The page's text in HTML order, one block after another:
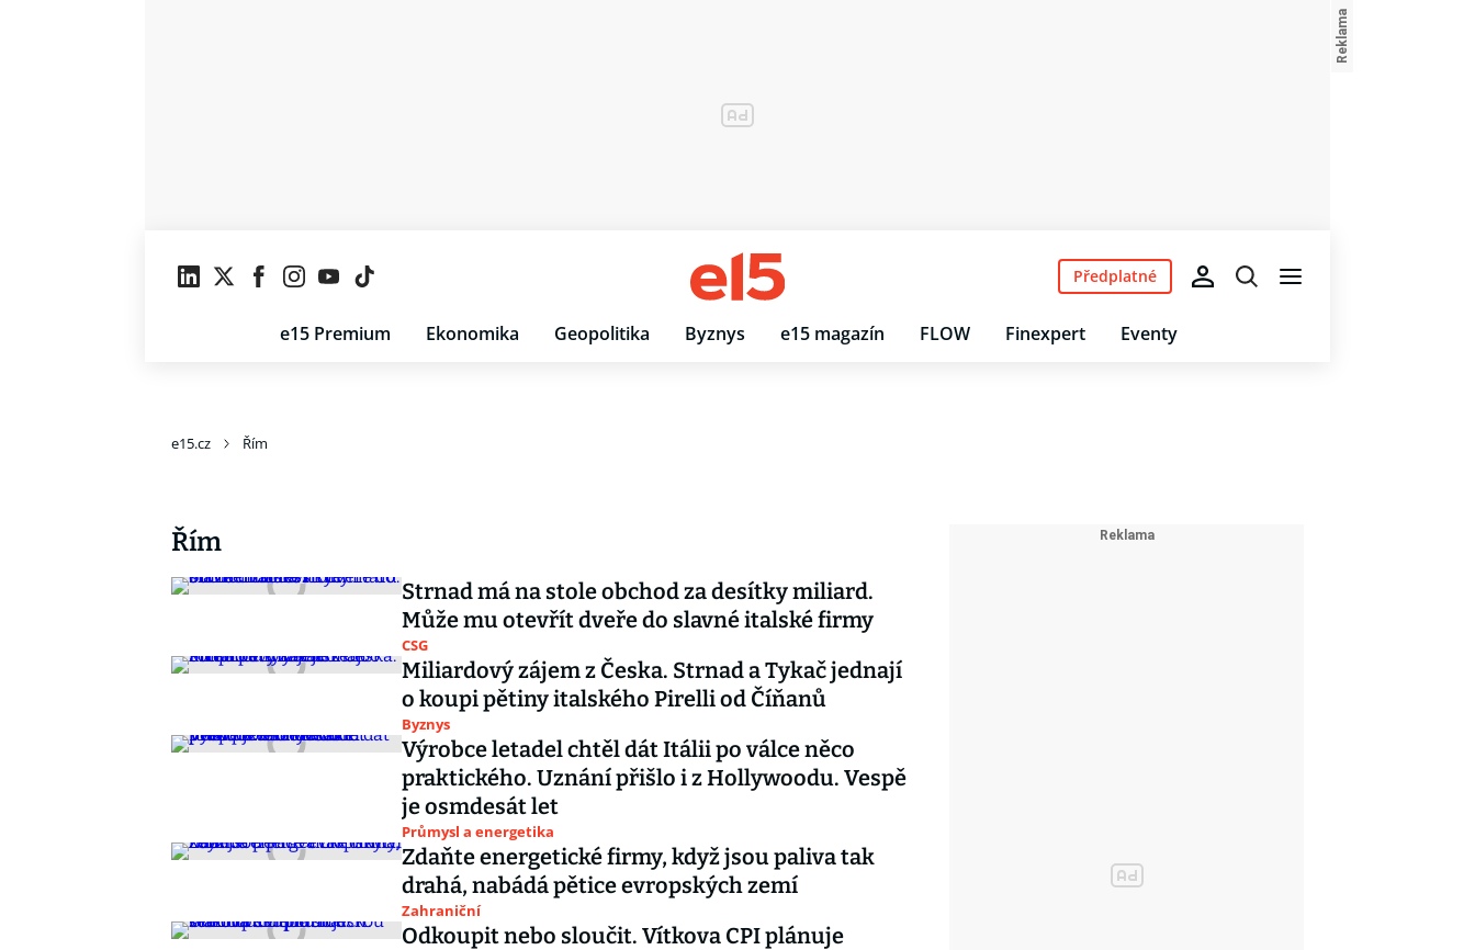
e15 Premium Ekonomika Geopolitika Byznys e15 magazín FLOW Finexpert Eventy
Předplatné
e15.cz Řím
Řím
Strnad má na stole obchod za desítky miliard.
Může mu otevřít dveře do slavné italské firmy
CSG
Miliardový zájem z Česka. Strnad a Tykač jednají
o koupi pětiny italského Pirelli od Číňanů
Byznys
Výrobce letadel chtěl dát Itálii po válce něco
praktického. Uznání přišlo i z Hollywoodu. Vespě
je osmdesát let
Průmysl a energetika
Zdaňte energetické firmy, když jsou paliva tak
drahá, nabádá pětice evropských zemí
Zahraniční
Odkoupit nebo sloučit. Vítkova CPI plánuje